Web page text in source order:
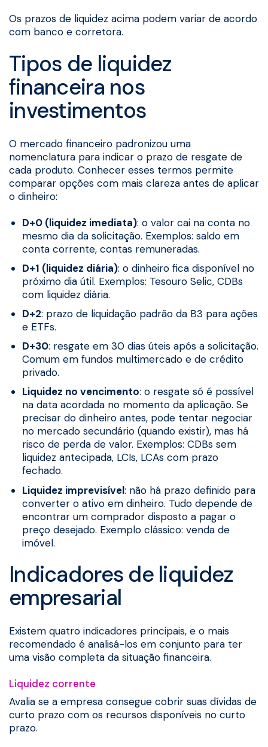
Os prazos de liquidez acima podem variar de acordo
com banco e corretora.
Tipos de liquidez
financeira nos
investimentos
O mercado financeiro padronizou uma
nomenclatura para indicar o prazo de resgate de
cada produto. Conhecer esses termos permite
comparar opções com mais clareza antes de aplicar
o dinheiro:
D+0 (liquidez imediata): o valor cai na conta no
mesmo dia da solicitação. Exemplos: saldo em
conta corrente, contas remuneradas.
D+1 (liquidez diária): o dinheiro fica disponível no
próximo dia útil. Exemplos: Tesouro Selic, CDBs
com liquidez diária.
D+2: prazo de liquidação padrão da B3 para ações
e ETFs.
D+30: resgate em 30 dias úteis após a solicitação.
Comum em fundos multimercado e de crédito
privado.
Liquidez no vencimento: o resgate só é possível
na data acordada no momento da aplicação. Se
precisar do dinheiro antes, pode tentar negociar
no mercado secundário (quando existir), mas há
risco de perda de valor. Exemplos: CDBs sem
liquidez antecipada, LCIs, LCAs com prazo
fechado.
Liquidez imprevisível: não há prazo definido para
converter o ativo em dinheiro. Tudo depende de
encontrar um comprador disposto a pagar o
preço desejado. Exemplo clássico: venda de
imóvel.
Indicadores de liquidez
empresarial
Existem quatro indicadores principais, e o mais
recomendado é analisá-los em conjunto para ter
uma visão completa da situação financeira.
Liquidez corrente
Avalia se a empresa consegue cobrir suas dívidas de
curto prazo com os recursos disponíveis no curto
prazo.